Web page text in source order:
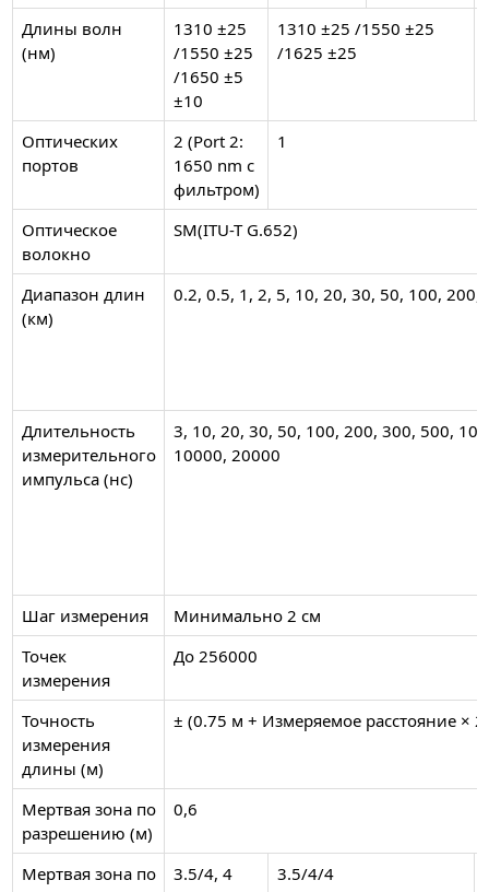
Длины волн
(нм)
1310 ±25
/1550 ±25
/1650 ±5
±10
1310 ±25 /1550 ±25
/1625 ±25
Оптических
портов
2 (Port 2:
1650 nm с
фильтром)
1
Оптическое
волокно
SM(ITU-T G.652)
Диапазон длин
(км)
0.2, 0.5, 1, 2, 5, 10, 20, 30, 50, 100, 200,
Длительность
измерительного
импульса (нс)
3, 10, 20, 30, 50, 100, 200, 300, 500,
10000, 20000
Шаг измерения
Минимально 2 см
Точек
измерения
До 256000
Точность
измерения
длины (м)
± (0.75 м + Измеряемое расстояние ×
Мертвая зона по
разрешению (м)
0,6
Мертвая зона по
3.5/4, 4 3.5/4/4